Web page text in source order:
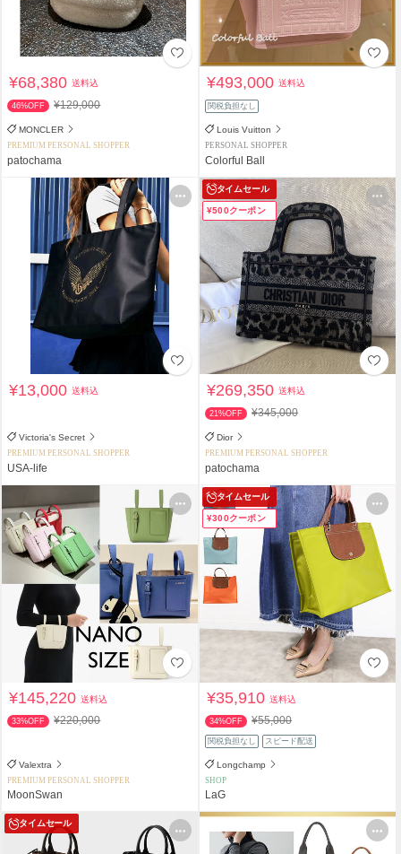
¥68,380送料込
46%OFF ¥129,000
MONCLER
PREMIUM PERSONAL SHOPPER
patochama
¥493,000送料込
関税負担なし
Louis Vuitton
PERSONAL SHOPPER
Colorful Ball
¥13,000送料込
Victoria's Secret
PREMIUM PERSONAL SHOPPER
USA-life
タイムセール
¥500クーポン
¥269,350送料込
21%OFF ¥345,000
Dior
PREMIUM PERSONAL SHOPPER
patochama
¥145,220送料込
33%OFF ¥220,000
Valextra
PREMIUM PERSONAL SHOPPER
MoonSwan
タイムセール
¥300クーポン
¥35,910送料込
34%OFF ¥55,000
関税負担なし スピード配送
Longchamp
SHOP
LaG
タイムセール